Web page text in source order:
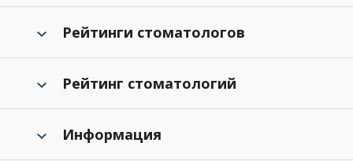
Рейтинги стоматологов
Рейтинг стоматологий
Информация